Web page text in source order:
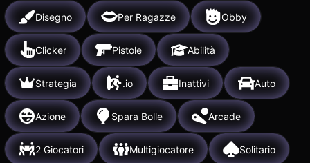
Disegno Per Ragazze Obby
Clicker Pistole Abilità
Strategia .io Inattivi Auto
Azione Spara Bolle Arcade
2 Giocatori Multigiocatore Solitario